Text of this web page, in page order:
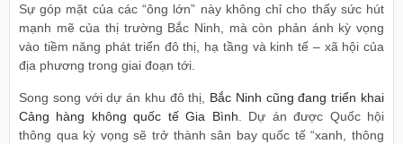
Sự góp mặt của các “ông lớn” này không chỉ cho thấy sức hút
mạnh mẽ của thị trường Bắc Ninh, mà còn phản ánh kỳ vọng
vào tiềm năng phát triển đô thị, hạ tầng và kinh tế – xã hội của
địa phương trong giai đoạn tới.
Song song với dự án khu đô thị, Bắc Ninh cũng đang triển khai
Cảng hàng không quốc tế Gia Bình. Dự án được Quốc hội
thông qua kỳ vọng sẽ trở thành sân bay quốc tế “xanh, thông